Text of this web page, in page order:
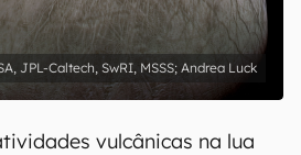
JPL-Caltech, SwRI, MSSS; Andrea Luck
vulcânicas na lua